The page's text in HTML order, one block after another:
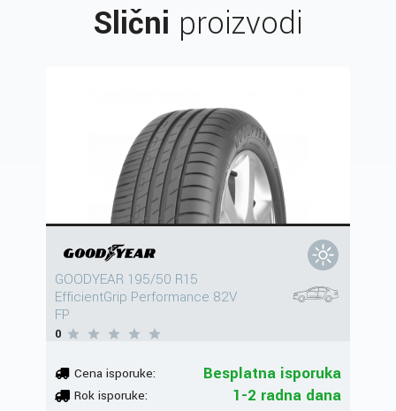
Slični proizvodi
GOODYEAR 195/50 R15
EfficientGrip Performance 82V
FP
0
Cena isporuke: Besplatna isporuka
Rok isporuke: 1-2 radna dana